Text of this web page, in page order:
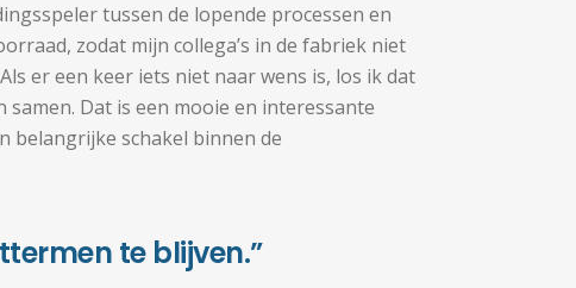
tussen de lopende processen en
zodat mijn collega’s in de fabriek niet
er een keer iets niet naar wens is, los ik dat
Dat is een mooie en interessante
belangrijke schakel binnen de
te blijven.”